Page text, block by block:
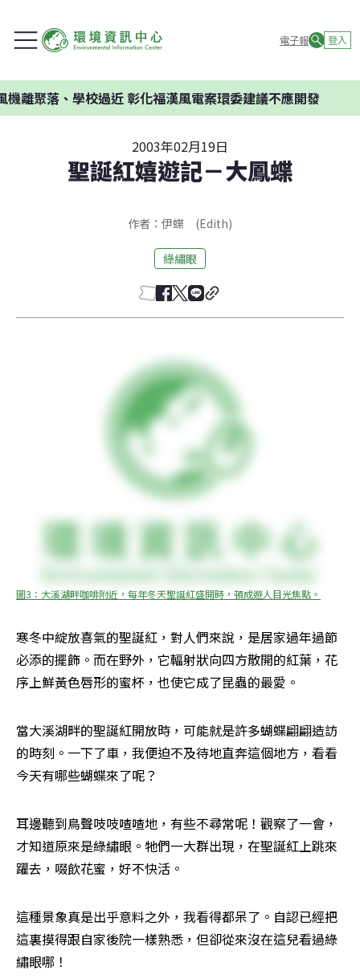
電子報 登入
落、學校過近 彰化福漢風電案環委建議不應開發
2003年02月19日
聖誕紅嬉遊記－大鳳蝶
作者：伊蝶 (Edith)
綠繡眼
圖3：大溪湖畔咖啡附近，每年冬天聖誕紅盛開時，頓成遊人目光焦點。
寒冬中綻放喜氣的聖誕紅，對人們來說，是居家過年過節
必添的擺飾。而在野外，它輻射狀向四方散開的紅葉，花
序上鮮黃色唇形的蜜杯，也使它成了昆蟲的最愛。
當大溪湖畔的聖誕紅開放時，可能就是許多蝴蝶翩翩造訪
的時刻。一下了車，我便迫不及待地直奔這個地方，看看
今天有哪些蝴蝶來了呢？
耳邊聽到鳥聲吱吱喳喳地，有些不尋常呢！觀察了一會，
才知道原來是綠繡眼。牠們一大群出現，在聖誕紅上跳來
躍去，啜飲花蜜，好不快活。
這種景象真是出乎意料之外，我看得都呆了。自認已經把
這裏摸得跟自家後院一樣熟悉，但卻從來沒在這兒看過綠
繡眼哪！